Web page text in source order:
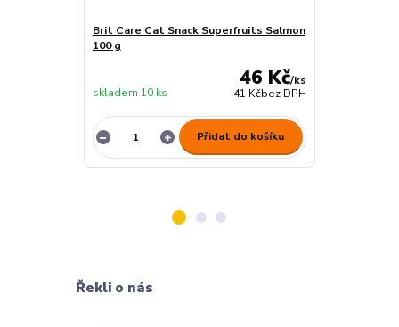
Brit Care Cat Snack Superfruits Salmon
100 g
46 Kč/ks
41 Kčbez DPH
skladem 10 ks
Přidat do košíku
Řekli o nás